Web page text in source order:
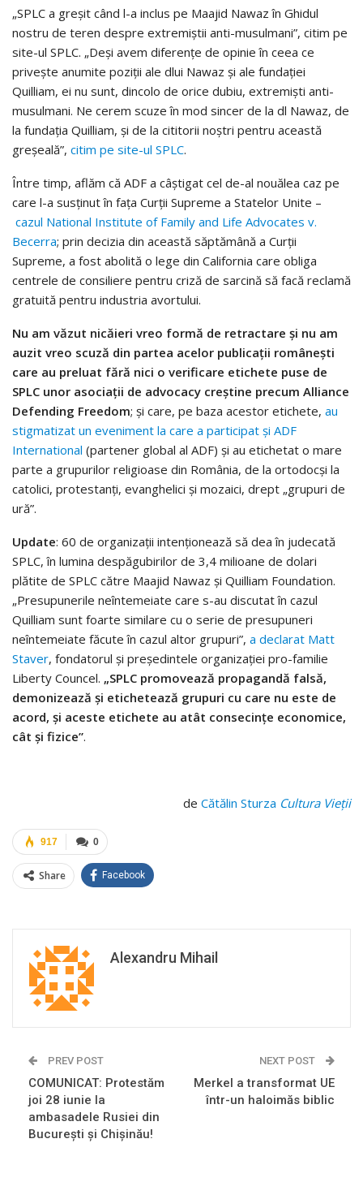
„SPLC a greșit când l-a inclus pe Maajid Nawaz în Ghidul
nostru de teren despre extremiștii anti-musulmani”, citim pe
site-ul SPLC. „Deși avem diferențe de opinie în ceea ce
privește anumite poziții ale dlui Nawaz și ale fundației
Quilliam, ei nu sunt, dincolo de orice dubiu, extremiști anti-
musulmani. Ne cerem scuze în mod sincer de la dl Nawaz, de
la fundația Quilliam, și de la cititorii noștri pentru această
greșeală”, citim pe site-ul SPLC.
Între timp, aflăm că ADF a câștigat cel de-al nouălea caz pe
care l-a susținut în fața Curții Supreme a Statelor Unite –
cazul National Institute of Family and Life Advocates v.
Becerra; prin decizia din această săptămână a Curții
Supreme, a fost abolită o lege din California care obliga
centrele de consiliere pentru criză de sarcină să facă reclamă
gratuită pentru industria avortului.
Nu am văzut nicăieri vreo formă de retractare și nu am
auzit vreo scuză din partea acelor publicații românești
care au preluat fără nici o verificare etichete puse de
SPLC unor asociații de advocacy creștine precum Alliance
Defending Freedom; și care, pe baza acestor etichete, au
stigmatizat un eveniment la care a participat și ADF
International (partener global al ADF) și au etichetat o mare
parte a grupurilor religioase din România, de la ortodocși la
catolici, protestanți, evanghelici și mozaici, drept „grupuri de
ură”.
Update: 60 de organizații intenționează să dea în judecată
SPLC, în lumina despăgubirilor de 3,4 milioane de dolari
plătite de SPLC către Maajid Nawaz și Quilliam Foundation.
„Presupunerile neîntemeiate care s-au discutat în cazul
Quilliam sunt foarte similare cu o serie de presupuneri
neîntemeiate făcute în cazul altor grupuri”, a declarat Matt
Staver, fondatorul și președintele organizației pro-familie
Liberty Councel. „SPLC promovează propagandă falsă,
demonizează și etichetează grupuri cu care nu este de
acord, și aceste etichete au atât consecințe economice,
cât și fizice”.
de Cătălin Sturza Cultura Vieții
0
917
Share Facebook
Alexandru Mihail
PREV POST
COMUNICAT: Protestăm
joi 28 iunie la
ambasadele Rusiei din
București și Chișinău!
NEXT POST
Merkel a transformat UE
într-un haloimăs biblic